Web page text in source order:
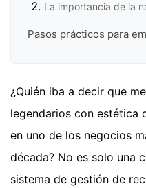
La importancia de la
Pasos prácticos para
¿Quién iba a decir que
legendarios con estética
en uno de los negocios
década? No es solo una
sistema de gestión de